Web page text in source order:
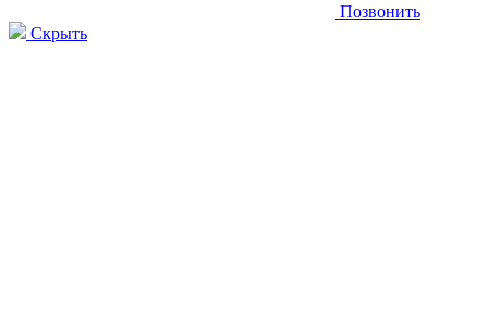
Позвонить
Скрыть